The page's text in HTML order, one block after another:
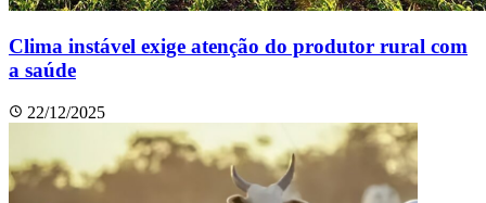
Clima instável exige atenção do produtor rural com
a saúde
22/12/2025